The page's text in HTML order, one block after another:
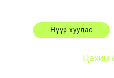
Нүүр хуудас
Цахим